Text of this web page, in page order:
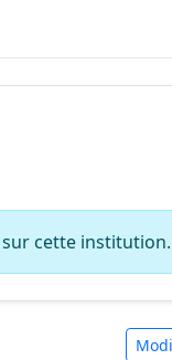
cette institution.